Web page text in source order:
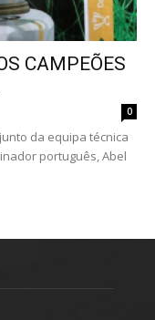
CAMPEÕES
0
da equipa técnica
português, Abel